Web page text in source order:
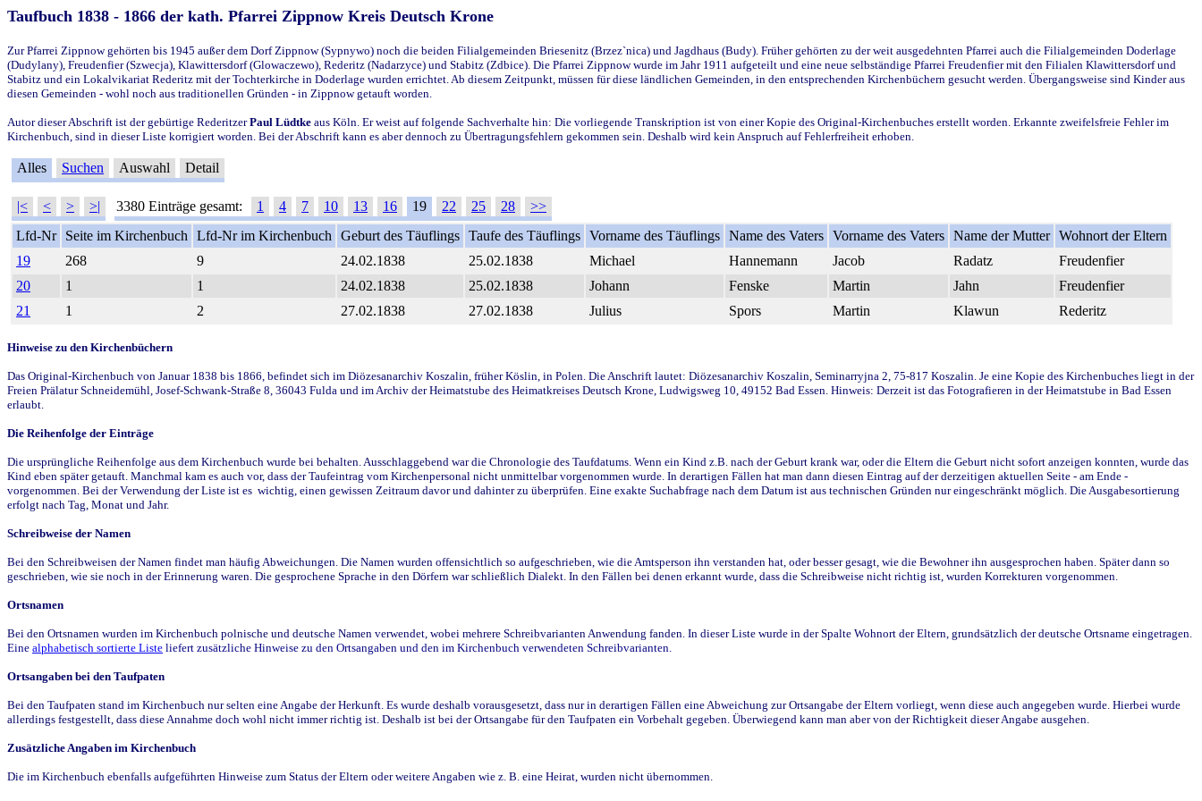
Taufbuch 1838 - 1866 der kath. Pfarrei Zippnow Kreis Deutsch Krone
Zur Pfarrei Zippnow gehörten bis 1945 außer dem Dorf Zippnow (Sypnywo) noch die beiden Filialgemeinden Briesenitz (Brzez`nica) und Jagdhaus (Budy). Früher gehörten zu der weit ausgedehnten Pfarrei auch die Filialgemeinden Doderlage
(Dudylany), Freudenfier (Szwecja), Klawittersdorf (Glowaczewo), Rederitz (Nadarzyce) und Stabitz (Zdbice). Die Pfarrei Zippnow wurde im Jahr 1911 aufgeteilt und eine neue selbständige Pfarrei Freudenfier mit den Filialen Klawittersdorf und
Stabitz und ein Lokalvikariat Rederitz mit der Tochterkirche in Doderlage wurden errichtet. Ab diesem Zeitpunkt, müssen für diese ländlichen Gemeinden, in den entsprechenden Kirchenbüchern gesucht werden. Übergangsweise sind Kinder aus
diesen Gemeinden - wohl noch aus traditionellen Gründen - in Zippnow getauft worden.
Autor dieser Abschrift ist der gebürtige RederitzerPaul Lüdtke aus Köln. Er weist auf folgende Sachverhalte hin: Die vorliegende Transkription ist von einer Kopie des Original-Kirchenbuches erstellt worden. Erkannte zweifelsfreie Fehler im
Kirchenbuch, sind in dieser Liste korrigiert worden. Bei der Abschrift kann es aber dennoch zu Übertragungsfehlern gekommen sein. Deshalb wird kein Anspruch auf Fehlerfreiheit erhoben.
Alles Suchen Auswahl Detail
|< < > >| 3380 Einträge gesamt: 1 4 7 10 13 16 19 22 25 28
>>
Lfd-Nr
Seite im Kirchenbuch Lfd-Nr im Kirchenbuch Geburt des Täuflings Taufe des Täuflings Vorname des Täuflings Name des Vaters Vorname des Vaters Name der Mutter Wohnort der Eltern
19
268 9 24.02.1838 25.02.1838 Michael Hannemann Jacob Radatz
Freudenfier
20
1 1 24.02.1838 25.02.1838 Johann Fenske Martin Jahn
Freudenfier
21
1 2 27.02.1838 27.02.1838 Julius Spors Martin Klawun Rederitz
Hinweise zu den Kirchenbüchern
Das Original-Kirchenbuch von Januar 1838 bis 1866, befindet sich im Diözesanarchiv Koszalin, früher Köslin, in Polen. Die Anschrift lautet: Diözesanarchiv Koszalin, Seminarryjna 2, 75-817 Koszalin. Je eine Kopie des Kirchenbuches liegt in der
Freien Prälatur Schneidemühl, Josef-Schwank-Straße 8, 36043 Fulda und im Archiv der Heimatstube des Heimatkreises Deutsch Krone, Ludwigsweg 10, 49152 Bad Essen. Hinweis: Derzeit ist das Fotografieren in der Heimatstube in Bad Essen
erlaubt.
Die Reihenfolge der Einträge
Die ursprüngliche Reihenfolge aus dem Kirchenbuch wurde bei behalten. Ausschlaggebend war die Chronologie des Taufdatums. Wenn ein Kind z.B. nach der Geburt krank war, oder die Eltern die Geburt nicht sofort anzeigen konnten, wurde das
Kind eben später getauft. Manchmal kam es auch vor, dass der Taufeintrag vom Kirchenpersonal nicht unmittelbar vorgenommen wurde. In derartigen Fällen hat man dann diesen Eintrag auf der derzeitigen aktuellen Seite - am Ende -
vorgenommen. Bei der Verwendung der Liste ist es wichtig, einen gewissen Zeitraum davor und dahinter zu überprüfen. Eine exakte Suchabfrage nach dem Datum ist aus technischen Gründen nur eingeschränkt möglich. Die Ausgabesortierung
erfolgt nach Tag, Monat und Jahr.
Schreibweise der Namen
Bei den Schreibweisen der Namen findet man häufig Abweichungen. Die Namen wurden offensichtlich so aufgeschrieben, wie die Amtsperson ihn verstanden hat, oder besser gesagt, wie die Bewohner ihn ausgesprochen haben. Später dann so
geschrieben, wie sie noch in der Erinnerung waren. Die gesprochene Sprache in den Dörfern war schließlich Dialekt. In den Fällen bei denen erkannt wurde, dass die Schreibweise nicht richtig ist, wurden Korrekturen vorgenommen.
Ortsnamen
Bei den Ortsnamen wurden im Kirchenbuch polnische und deutsche Namen verwendet, wobei mehrere Schreibvarianten Anwendung fanden. In dieser Liste wurde in der Spalte Wohnort der Eltern, grundsätzlich der deutsche Ortsname eingetragen.
Eine alphabetisch sortierte Liste liefert zusätzliche Hinweise zu den Ortsangaben und den im Kirchenbuch verwendeten Schreibvarianten.
Ortsangaben bei den Taufpaten
Bei den Taufpaten stand im Kirchenbuch nur selten eine Angabe der Herkunft. Es wurde deshalb vorausgesetzt, dass nur in derartigen Fällen eine Abweichung zur Ortsangabe der Eltern vorliegt, wenn diese auch angegeben wurde. Hierbei wurde
allerdings festgestellt, dass diese Annahme doch wohl nicht immer richtig ist. Deshalb ist bei der Ortsangabe für den Taufpaten ein Vorbehalt gegeben. Überwiegend kann man aber von der Richtigkeit dieser Angabe ausgehen.
Zusätzliche Angaben im Kirchenbuch
Die im Kirchenbuch ebenfalls aufgeführten Hinweise zum Status der Eltern oder weitere Angaben wie z. B. eine Heirat, wurden nicht übernommen.